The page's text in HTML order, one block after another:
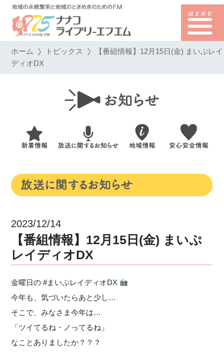
ホーム トピックス 【番組情報】12月15日(金) まいぷレイ
ディオDX
2023/12/14
【番組情報】12月15日(金) まいぷ
レイディオDX
金曜日の #まいぷレイディオDX
今年も、気づいたらあと少し…
そこで、みなさま今年は…
「ツイてるね・ノってるね」
なことありましたか？？？